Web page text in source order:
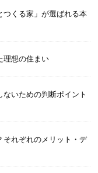
つくる家」が選ばれる本
理想の住まい
いための判断ポイント
それぞれのメリット・デ